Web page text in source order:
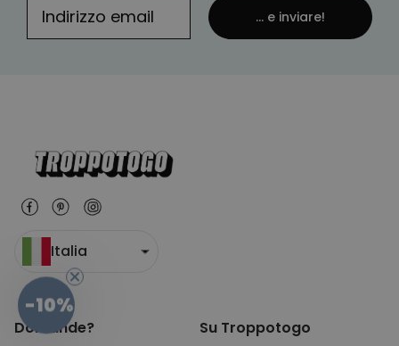
... e inviare!
Italia
Domande? Su Troppotogo
-10%